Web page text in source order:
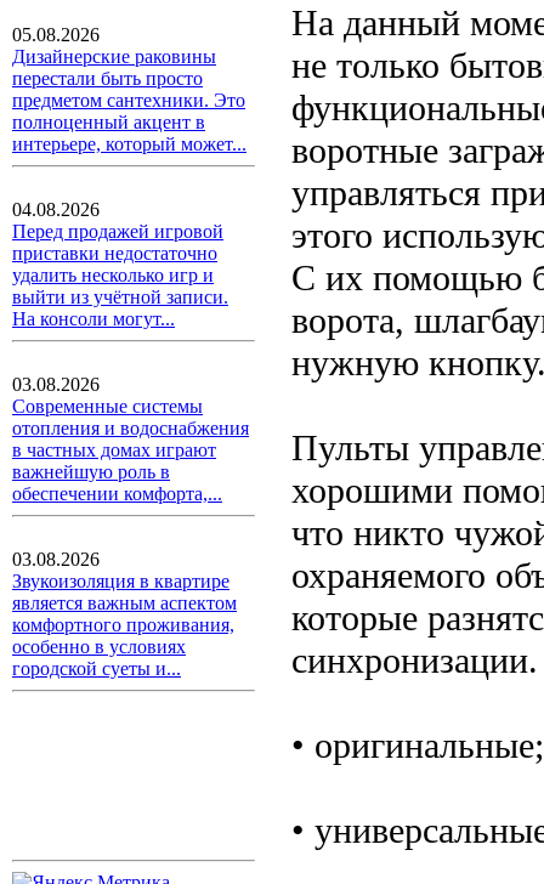
05.08.2026
Дизайнерские раковины
перестали быть просто
предметом сантехники. Это
полноценный акцент в
интерьере, который может...
04.08.2026
Перед продажей игровой
приставки недостаточно
удалить несколько игр и
выйти из учётной записи.
На консоли могут...
03.08.2026
Современные системы
отопления и водоснабжения
в частных домах играют
важнейшую роль в
обеспечении комфорта,...
03.08.2026
Звукоизоляция в квартире
является важным аспектом
комфортного проживания,
особенно в условиях
городской суеты и...
На данный
не только
воротные
управляться
этого
С их помощью
ворота,
нужную
Пульты
хорошими
что никто
охраняемого
которые
• оригинальные;
•